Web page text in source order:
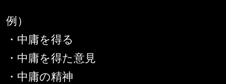
例）
・中庸を得る
・中庸を得た意見
・中庸の精神